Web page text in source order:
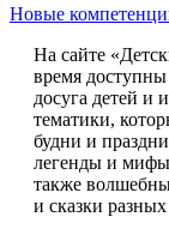
Новые
На сайте
время
досуга детей и
тематики,
будни и
легенды и
также
и сказки